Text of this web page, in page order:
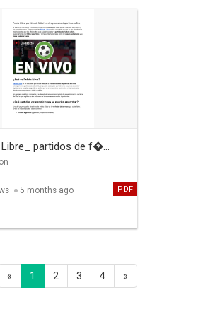
partidos de f�...
5 months ago PDF
« 1 2 3 4 »